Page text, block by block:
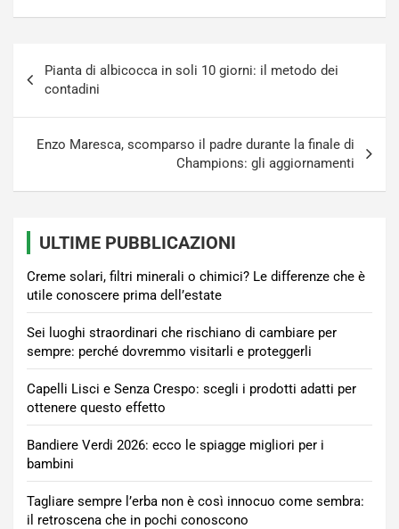
articoli
Pianta di albicocca in soli 10 giorni: il metodo dei
contadini
Enzo Maresca, scomparso il padre durante la finale di
Champions: gli aggiornamenti
ULTIME PUBBLICAZIONI
Creme solari, filtri minerali o chimici? Le differenze che è
utile conoscere prima dell’estate
Sei luoghi straordinari che rischiano di cambiare per
sempre: perché dovremmo visitarli e proteggerli
Capelli Lisci e Senza Crespo: scegli i prodotti adatti per
ottenere questo effetto
Bandiere Verdi 2026: ecco le spiagge migliori per i
bambini
Tagliare sempre l’erba non è così innocuo come sembra:
il retroscena che in pochi conoscono